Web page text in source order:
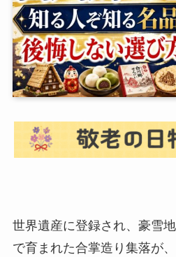
世界遺産に登録され、豪雪
で育まれた合掌造り集落が